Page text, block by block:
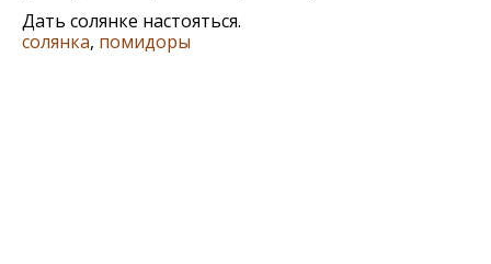
Дать солянке настояться.
солянка, помидоры